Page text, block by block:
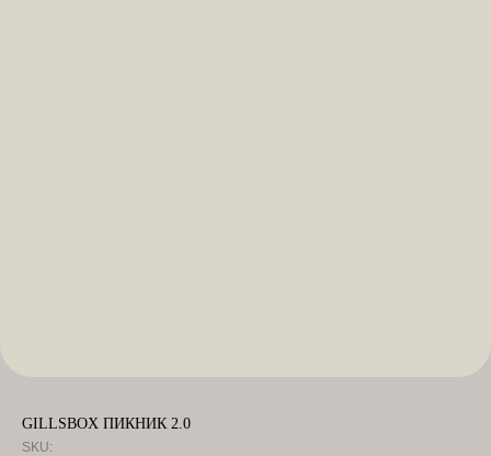
GILLSBOX ПИКНИК 2.0
SKU: